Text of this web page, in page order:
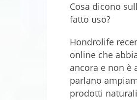
Cosa dicono
fatto uso?
Hondrolife
online che
ancora e non è
parlano
prodotti